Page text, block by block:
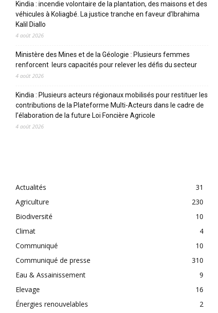
Kindia : incendie volontaire de la plantation, des maisons et des
véhicules à Koliagbé. La justice tranche en faveur d’Ibrahima
Kalil Diallo
4 août 2026
Ministère des Mines et de la Géologie : Plusieurs femmes
renforcent leurs capacités pour relever les défis du secteur
4 août 2026
Kindia : Plusieurs acteurs régionaux mobilisés pour restituer les
contributions de la Plateforme Multi-Acteurs dans le cadre de
l’élaboration de la future Loi Foncière Agricole
4 août 2026
Actualités
31
Agriculture
230
Biodiversité
10
Climat
4
Communiqué
10
Communiqué de presse
310
Eau & Assainissement
9
Elevage
16
Énergies renouvelables
2